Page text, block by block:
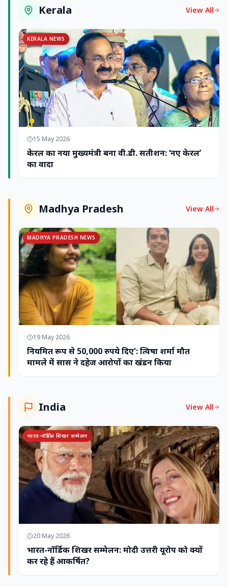
Kerala View All
KERALA NEWS
15 May 2026
केरल का नया मुख्यमंत्री बना वी.डी. सतीशन: ‘नए केरल’
का वादा
Madhya Pradesh View All
MADHYA PRADESH NEWS
19 May 2026
नियमित रूप से 50,000 रुपये दिए': त्विषा शर्मा मौत
मामले में सास ने दहेज आरोपों का खंडन किया
India View All
भारत-नॉर्डिक शिखर सम्मेलन
20 May 2026
भारत-नॉर्डिक शिखर सम्मेलन: मोदी उत्तरी यूरोप को क्यों
कर रहे हैं आकर्षित?